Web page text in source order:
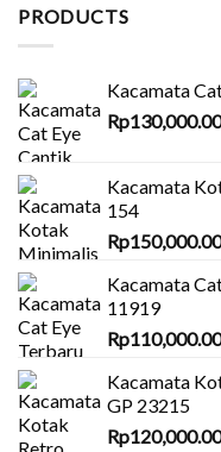
PRODUCTS
Kacamata
Rp130,000.00
Kacamata
154
Rp150,000.00
Kacamata
11919
Rp110,000.00
Kacamata
GP 23215
Rp120,000.00